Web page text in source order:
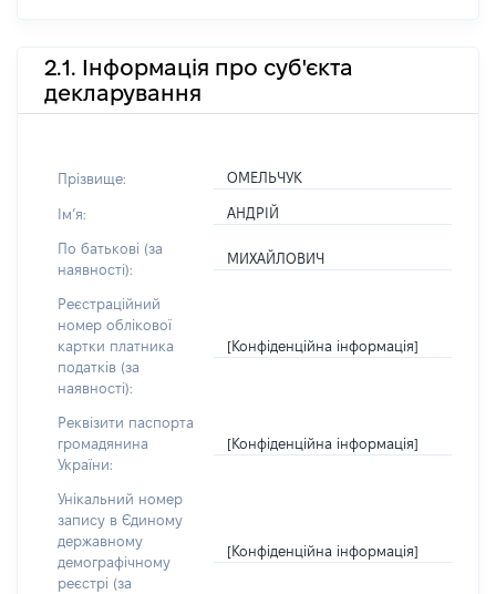
2.1. Інформація про суб'єкта
декларування
Прізвище: ОМЕЛЬЧУК
Імʼя: АНДРІЙ
По батькові (за
наявності):
МИХАЙЛОВИЧ
Реєстраційний
номер облікової
картки платника
податків (за
наявності):
[Конфіденційна інформація]
Реквізити паспорта
громадянина
України:
[Конфіденційна інформація]
Унікальний номер
запису в Єдиному
державному
демографічному
реєстрі (за
[Конфіденційна інформація]